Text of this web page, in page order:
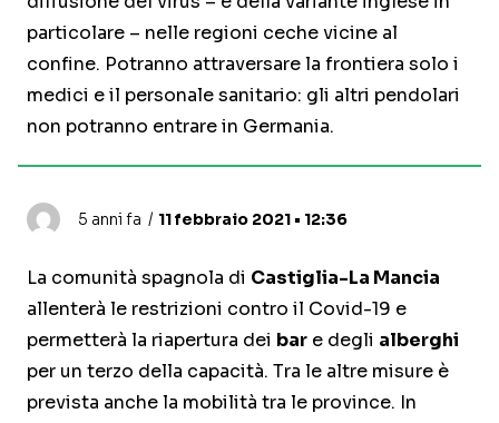
particolare – nelle regioni ceche vicine al
confine. Potranno attraversare la frontiera solo i
medici e il personale sanitario: gli altri pendolari
non potranno entrare in Germania.
5 anni fa 11 febbraio 2021 • 12:36
La comunità spagnola di Castiglia-La Mancia
allenterà le restrizioni contro il Covid-19 e
permetterà la riapertura dei bar e degli alberghi
per un terzo della capacità. Tra le altre misure è
prevista anche la mobilità tra le province. In